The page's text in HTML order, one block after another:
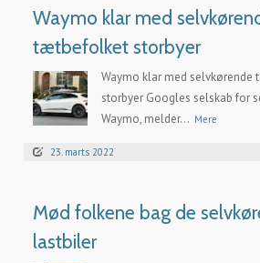
Waymo klar med
tætbefolket storbyer
Waymo klar med
storbyer Googles selskab for
Waymo, melder... Mere
23. marts 2022
Mød folkene bag de
lastbiler